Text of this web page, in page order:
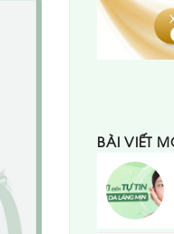
BÀI VIẾT